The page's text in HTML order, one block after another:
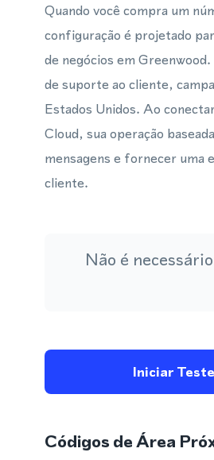
Quando você compra um
configuração é projetado
de negócios em
de suporte ao cliente,
Estados Unidos. Ao
Cloud, sua operação
mensagens e fornecer uma
cliente.
Não é
Iniciar
Códigos de Área